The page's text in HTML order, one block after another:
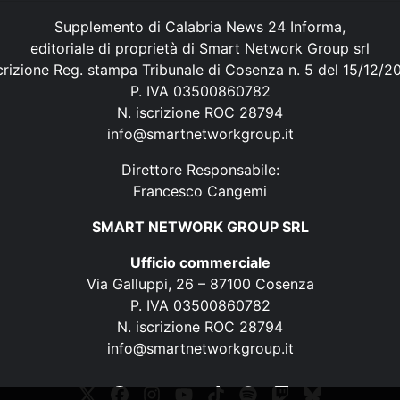
Supplemento di Calabria News 24 Informa,
editoriale di proprietà di Smart Network Group srl
Reg. stampa Tribunale di Cosenza n. 5 del 15/12/
P. IVA 03500860782
N. iscrizione ROC 28794
info@smartnetworkgroup.it
Direttore Responsabile:
Francesco Cangemi
SMART NETWORK GROUP SRL
Ufficio commerciale
Via Galluppi, 26 – 87100 Cosenza
P. IVA 03500860782
N. iscrizione ROC 28794
info@smartnetworkgroup.it